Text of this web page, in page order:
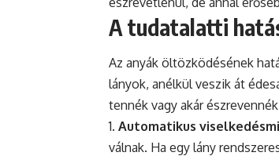
A tudatalatti
Az anyák öltözködésének
lányok, anélkül veszik át
tennék vagy akár
Automatikus
válnak. Ha egy lány